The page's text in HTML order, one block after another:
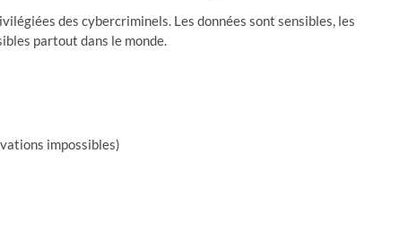
des cybercriminels. Les données sont sensibles, les
partout dans le monde.
impossibles)